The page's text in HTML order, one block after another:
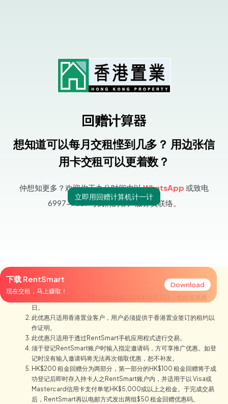
回赠计算器
想知道可以每月交租悭到几多？ 用边张信
用卡交租可以更着数？
立即用回赠计算机计一计
仲想知更多？欢迎你于办公时间内以WhatsApp 或致电
6997-7887与我们的客户服务员联络。
下载 RentSmart
现在交租，马上赚取！
Download
推广详情：
推广优惠适用于2023年6月15日至2026年12月31日，包括首尾两
日。
此优惠只适用香港置业客户，用户必须提供于香港置业签订的租约以
作证明。
此优惠只适用于透过RentSmart手机应用程式进行交易。
须于登记RentSmart账户时输入指定邀请码，方可享推广优惠。如登
记时没有输入邀请码将无法再次领取优惠，恕不补发。
HK$200 租金回赠分为两部分，第一部分的HK$100 租金回赠将于成
功登记后即时存入持卡人之RentSmart账户内，并适用于以 Visa或
Mastercard信用卡支付单笔HK$5,000或以上之租金。于完成交易
后，RentSmart再以电邮方式发出两组$50 租金回赠优惠码。